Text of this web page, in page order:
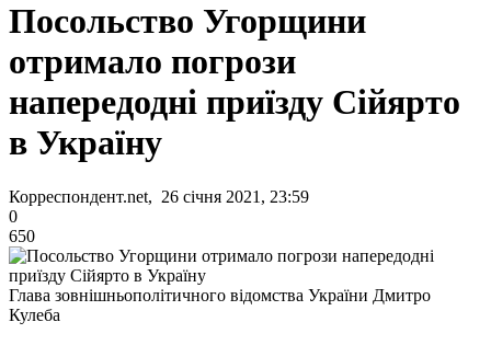
Посольство Угорщини
отримало погрози
напередодні приїзду Сійярто
в Україну
Корреспондент.net, 26 січня 2021, 23:59
0
650
Глава зовнішньополітичного відомства України Дмитро
Кулеба